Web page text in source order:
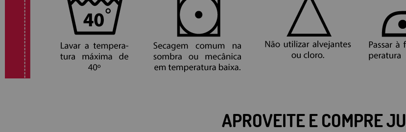
APROVEITE E COMPRE